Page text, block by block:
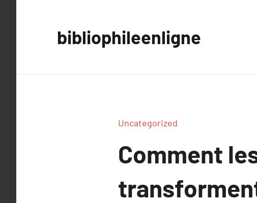
bibliophileenligne
Uncategorized
Comment